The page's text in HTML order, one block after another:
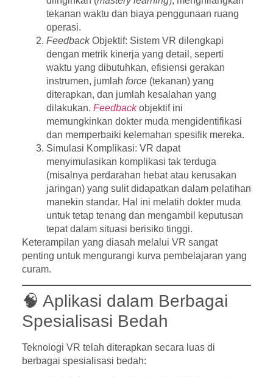
tekanan waktu dan biaya penggunaan ruang
operasi.
FeedbackObjektif: Sistem VR dilengkapi
dengan metrik kinerja yang detail, seperti
waktu yang dibutuhkan, efisiensi gerakan
instrumen, jumlah force(tekanan) yang
diterapkan, dan jumlah kesalahan yang
dilakukan. Feedbackobjektif ini
memungkinkan dokter muda mengidentifikasi
dan memperbaiki kelemahan spesifik mereka.
Simulasi Komplikasi: VR dapat
menyimulasikan komplikasi tak terduga
(misalnya perdarahan hebat atau kerusakan
jaringan) yang sulit didapatkan dalam pelatihan
manekin standar. Hal ini melatih dokter muda
untuk tetap tenang dan mengambil keputusan
tepat dalam situasi berisiko tinggi.
Keterampilan yang diasah melalui VR sangat
penting untuk mengurangi kurva pembelajaran yang
curam.
🧠 Aplikasi dalam Berbagai
Spesialisasi Bedah
Teknologi VR telah diterapkan secara luas di
berbagai spesialisasi bedah: